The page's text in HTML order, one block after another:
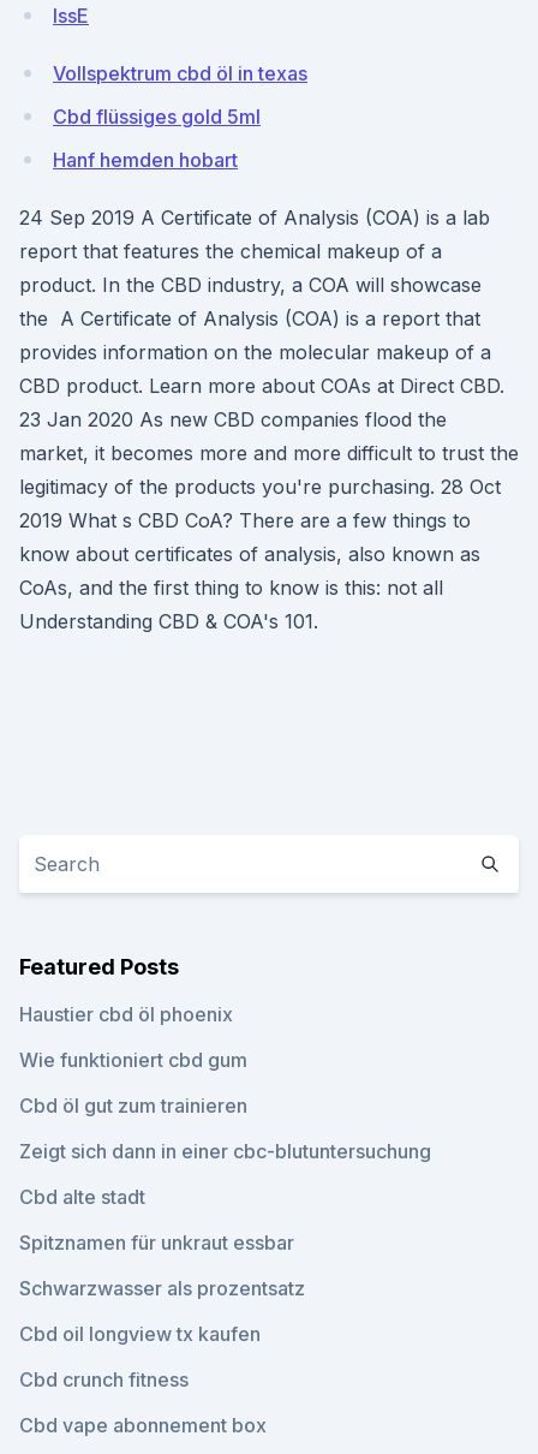
IssE
Vollspektrum cbd öl in texas
Cbd flüssiges gold 5ml
Hanf hemden hobart
24 Sep 2019 A Certificate of Analysis (COA) is a lab
report that features the chemical makeup of a
product. In the CBD industry, a COA will showcase
the A Certificate of Analysis (COA) is a report that
provides information on the molecular makeup of a
CBD product. Learn more about COAs at Direct CBD.
23 Jan 2020 As new CBD companies flood the
market, it becomes more and more difficult to trust the
legitimacy of the products you're purchasing. 28 Oct
2019 What s CBD CoA? There are a few things to
know about certificates of analysis, also known as
CoAs, and the first thing to know is this: not all
Understanding CBD & COA's 101.
Featured Posts
Haustier cbd öl phoenix
Wie funktioniert cbd gum
Cbd öl gut zum trainieren
Zeigt sich dann in einer cbc-blutuntersuchung
Cbd alte stadt
Spitznamen für unkraut essbar
Schwarzwasser als prozentsatz
Cbd oil longview tx kaufen
Cbd crunch fitness
Cbd vape abonnement box